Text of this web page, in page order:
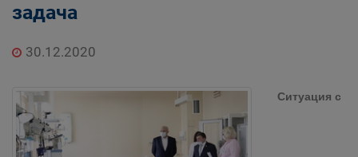
задача
30.12.2020
Ситуация с